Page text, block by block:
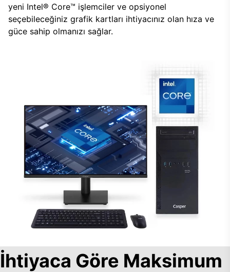
yeni Intel® Core™ işlemciler ve opsiyonel
seçebileceğiniz grafik kartları ihtiyacınız olan hıza ve
güce sahip olmanızı sağlar.
İhtiyaca Göre Maksimum